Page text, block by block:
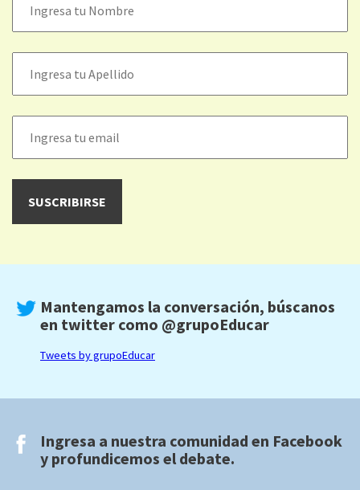
Mantengamos la conversación, búscanos
en twitter como @grupoEducar
Tweets by grupoEducar
Ingresa a nuestra comunidad en Facebook
y profundicemos el debate.